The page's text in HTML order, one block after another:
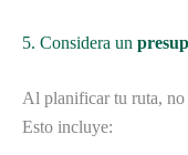
5. Considera un
Al planificar tu ruta, no
Esto incluye: